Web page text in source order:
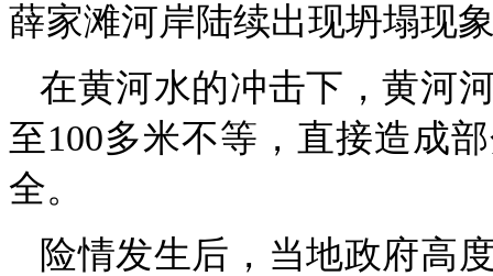
薛家滩河岸陆续出现坍塌现
在黄河水的冲击下，黄河
至100多米不等，直接造成
全。
险情发生后，当地政府高